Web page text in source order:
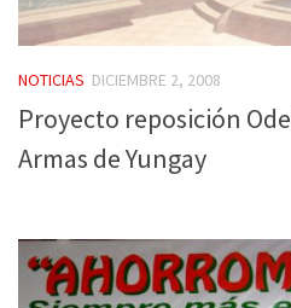
NOTICIAS DICIEMBRE 2, 2008
Proyecto reposición
Armas de Yungay